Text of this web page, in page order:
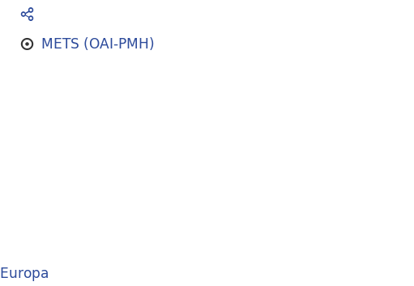
METS (OAI-PMH)
Europa